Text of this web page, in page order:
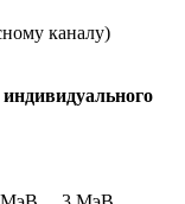
каналу)